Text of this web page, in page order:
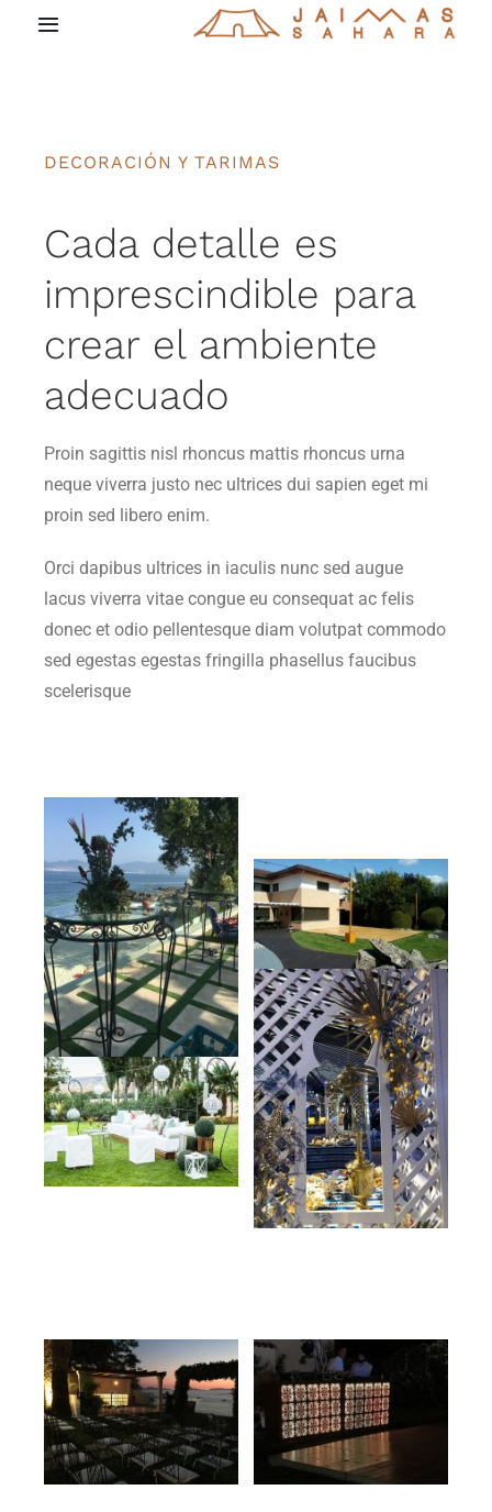
Saltar
Toggle
Carpas y Jaimas
Decoración y tarimas
Sonido e iluminación
Eventos
Contacto
DECORACIÓN Y TARIMAS
Cada detalle es
imprescindible para
crear el ambiente
adecuado
Proin sagittis nisl rhoncus mattis rhoncus urna
neque viverra justo nec ultrices dui sapien eget mi
proin sed libero enim.
Orci dapibus ultrices in iaculis nunc sed augue
lacus viverra vitae congue eu consequat ac felis
donec et odio pellentesque diam volutpat commodo
sed egestas egestas fringilla phasellus faucibus
scelerisque